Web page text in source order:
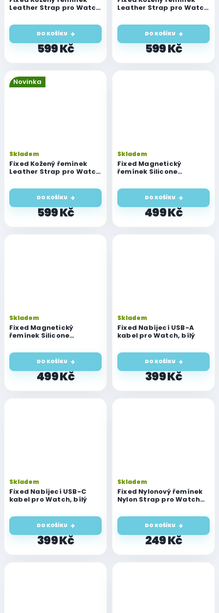
Leather Strap pro Watch
černý
599 Kč
DO KOŠÍKU
Leather Strap pro Watch
hnědý
599 Kč
DO KOŠÍKU
Novinka
Fixed Kožený řemínek
Leather Strap pro Watch
modrý
Skladem
599 Kč
DO KOŠÍKU
Fixed Magnetický
řemínek Silicone
Watch 44/45/46/49mm,
černý
Skladem
499 Kč
DO KOŠÍKU
Fixed Magnetický
řemínek Silicone
Watch 44/45/46/49mm,
světle šedý
Skladem
499 Kč
DO KOŠÍKU
Fixed Nabíjecí USB-A
kabel pro Watch, bílý
Skladem
399 Kč
DO KOŠÍKU
Fixed Nabíjecí USB-C
kabel pro Watch, bílý
Skladem
399 Kč
DO KOŠÍKU
Fixed Nylonový řemínek
Nylon Strap pro Watch
44mm / 42mm, černý
Skladem
249 Kč
DO KOŠÍKU